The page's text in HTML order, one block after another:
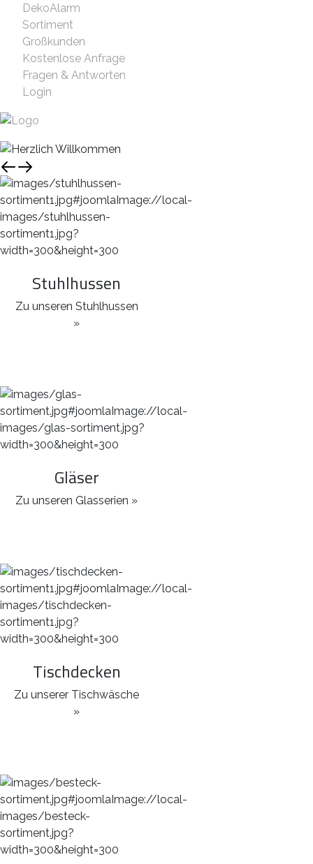
DekoAlarm
Sortiment
Großkunden
Kostenlose Anfrage
Fragen & Antworten
Login
Stuhlhussen
Zu unseren Stuhlhussen
»
Gläser
Zu unseren Glasserien »
Tischdecken
Zu unserer Tischwäsche
»